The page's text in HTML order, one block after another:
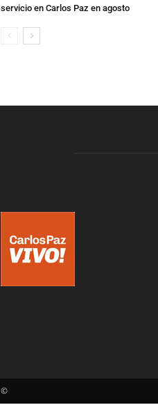
servicio en Carlos Paz en agosto
©